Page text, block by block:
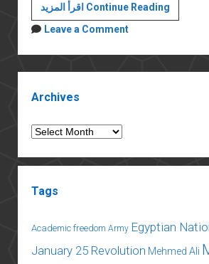
اقرأ المزيد Continue Readingالرجل
الذي
بخطى
واثقة
Leave a Comment
Archives
Archives
Tags
Academic freedom Army Egyptian
January 25 Revolution Mehmed Ali